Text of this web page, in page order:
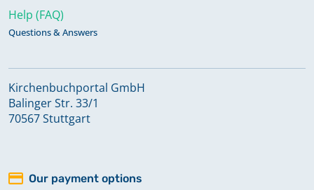
Taufen; Trauungen; Bestattungen;
Trauungen 1897-1980
Help (FAQ)
Questions & Answers
Kirchenbuchportal GmbH
Balinger Str. 33/1
70567 Stuttgart
Our payment options